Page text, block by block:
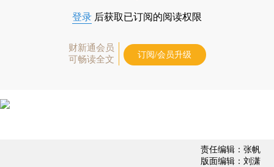
登录 后获取已订阅的阅读权限
财新通会员
可畅读全文
订阅/会员升级
责任编辑：张帆
版面编辑：刘潇